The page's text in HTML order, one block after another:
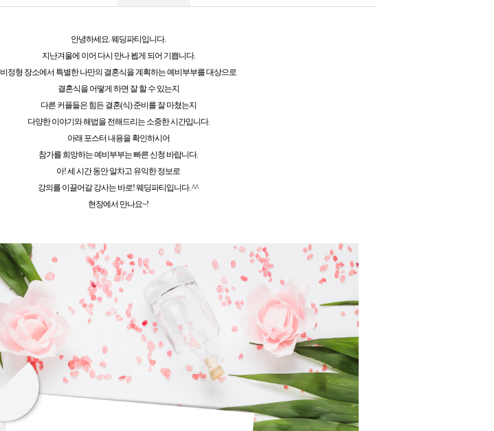
안녕하세요. 웨딩파티입니다.
지난겨울에 이어 다시 만나 뵙게 되어 기쁩니다.
비정형 장소에서 특별한 나만의 결혼식을 계획하는 예비부부를 대상으로
결혼식을 어떻게 하면 잘 할 수 있는지
다른 커플들은 힘든 결혼(식) 준비를 잘 마쳤는지
다양한 이야기와 해법을 전해드리는 소중한 시간입니다.
아래 포스터 내용을 확인하시어
참가를 희망하는 예비부부는 빠른 신청 바랍니다.
아! 세 시간 동안 알차고 유익한 정보로
강의를 이끌어갈 강사는 바로! 웨딩파티입니다. ^^
현장에서 만나요~!